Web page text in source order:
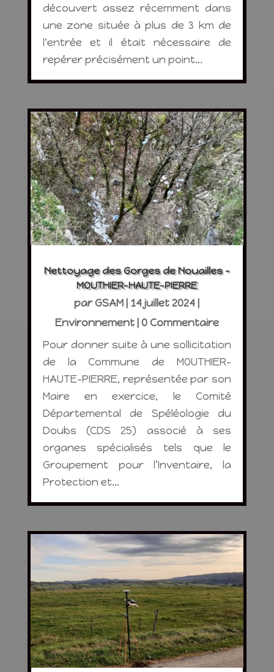
découvert assez récemment dans
une zone située à plus de 3 km de
l'entrée et il était nécessaire de
repérer précisément un point...
Nettoyage des Gorges de Nouailles –
MOUTHIER-HAUTE-PIERRE
parGSAM | 14 juillet 2024 |
Environnement| 0 Commentaire
Pour donner suite à une sollicitation
de la Commune de MOUTHIER-
HAUTE-PIERRE, représentée par son
Maire en exercice, le Comité
Départemental de Spéléologie du
Doubs (CDS 25) associé à ses
organes spécialisés tels que le
Groupement pour l’Inventaire, la
Protection et...